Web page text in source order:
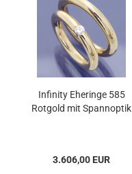
Infinity Eheringe 585
Rotgold mit Spannoptik
3.606,00 EUR